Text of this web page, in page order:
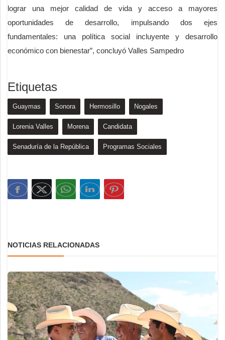
lograr una mejor calidad de vida y acceso a mayores
oportunidades de desarrollo, impulsando dos ejes
fundamentales: una política social incluyente y desarrollo
económico con bienestar”, concluyó Valles Sampedro
Etiquetas
Guaymas Sonora Hermosillo Nogales
Lorenia Valles Morena Candidata
Senaduría de la República Programas Sociales
NOTICIAS RELACIONADAS